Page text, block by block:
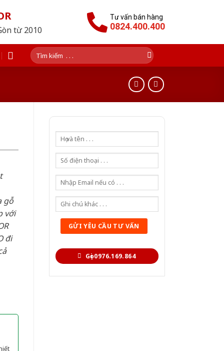
từ 2010
Tư vấn bán hàng
0824.400.400
Tìm
kiếm:
Gọi 0976.169.864
gỗ
với
đi